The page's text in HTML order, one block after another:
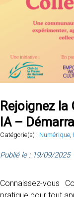
Rejoignez
IA –
Catégorie(s) : Numérique,
Publié le : 19/09/2025
Connaissez-vous